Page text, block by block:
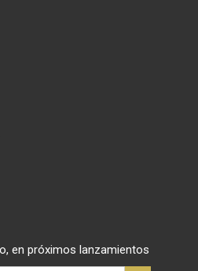
en próximos lanzamientos